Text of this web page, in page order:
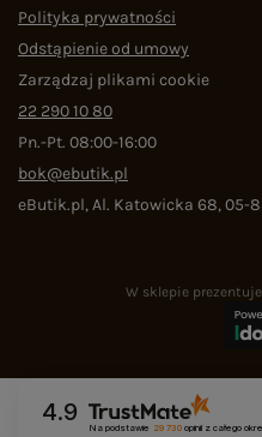
Polityka prywatności
Odstąpienie od umowy
Zarządzaj plikami cookie
22 290 10 80
Pn.-Pt. 08:00-16:00
bok@ebutik.pl
eButik.pl,Al. Katowicka 68,05-
W sklepie
4.9
Na podstawie 29 730opinii z całego